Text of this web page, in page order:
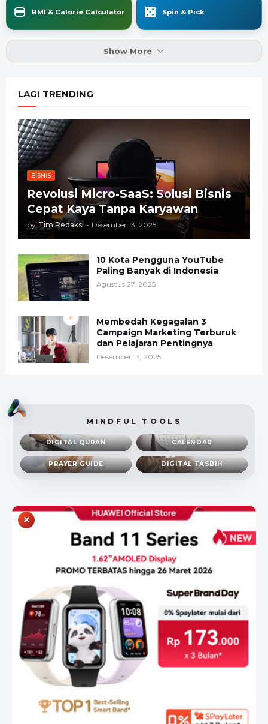
BMI & Calorie Calculator Spin & Pick
Show More
LAGI TRENDING
BISNIS
Revolusi Micro-SaaS: Solusi Bisnis
Cepat Kaya Tanpa Karyawan
by Tim Redaksi - Desember 13, 2025
10 Kota Pengguna YouTube
Paling Banyak di Indonesia
Agustus 27, 2025
Membedah Kegagalan 3
Campaign Marketing Terburuk
dan Pelajaran Pentingnya
Desember 13, 2025
MINDFUL TOOLS
DIGITAL QURAN CALENDAR
PRAYER GUIDE DIGITAL TASBIH
×